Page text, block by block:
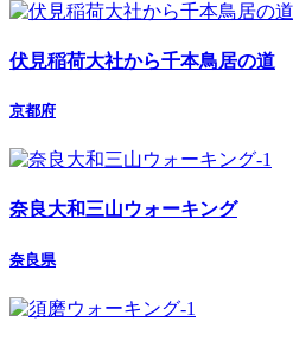
伏見稲荷大社から千本鳥居の道
京都府
奈良大和三山ウォーキング
奈良県